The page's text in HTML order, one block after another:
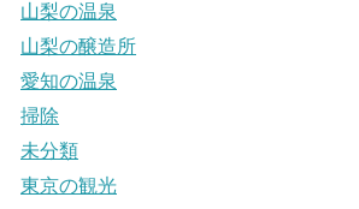
山梨の温泉
山梨の醸造所
愛知の温泉
掃除
未分類
東京の観光